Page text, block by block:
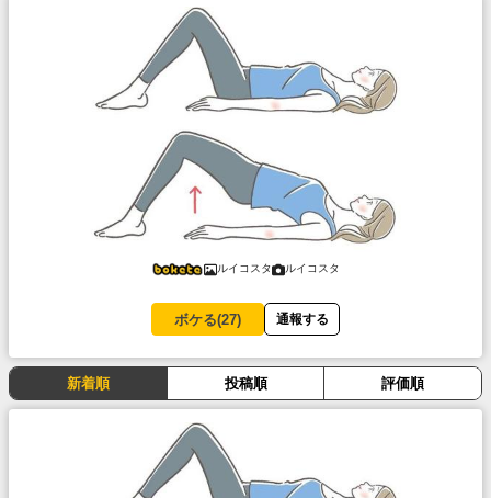
ルイコスタ ルイコスタ
ボケる(27) 通報する
新着順 投稿順 評価順